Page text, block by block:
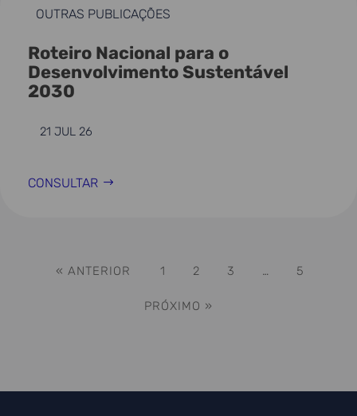
OUTRAS PUBLICAÇÕES
Roteiro Nacional para o
Desenvolvimento Sustentável
2030
21 JUL 26
CONSULTAR
« ANTERIOR 1 2 3 … 5
PRÓXIMO »